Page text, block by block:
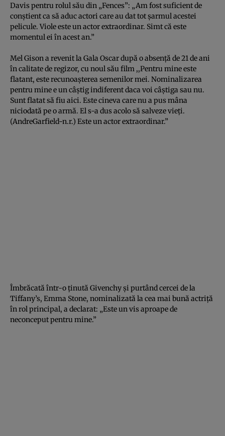
Davis pentru rolul său din „Fences”: „Am fost suficient de
conştient ca să aduc actori care au dat tot şarmul acestei
pelicule. Viole este un actor extraordinar. Simt că este
momentul ei în acest an.”
Mel Gison a revenit la Gala Oscar după o absenţă de 21 de ani
în calitate de regizor, cu noul său film ,,Pentru mine este
flatant, este recunoaşterea semenilor mei. Nominalizarea
pentru mine e un câştig indiferent daca voi câştiga sau nu.
Sunt flatat să fiu aici. Este cineva care nu a pus mâna
niciodată pe o armă. El s-a dus acolo să salveze vieţi.
(AndreGarfield-n.r.) Este un actor extraordinar.”
Îmbrăcată într-o ţinută Givenchy şi purtând cercei de la
Tiffany’s, Emma Stone, nominalizată la cea mai bună actriţă
în rol principal, a declarat: „Este un vis aproape de
neconceput pentru mine.”